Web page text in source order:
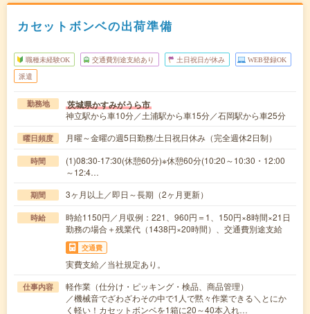
カセットボンベの出荷準備
職種未経験OK 交通費別途支給あり 土日祝日が休み WEB登録OK
派遣
勤務地 茨城県かすみがうら市
神立駅から車10分／土浦駅から車15分／石岡駅から車25分
曜日頻度 月曜～金曜の週5日勤務/土日祝日休み（完全週休2日制）
時間
(1)08:30-17:30(休憩60分)※休憩60分(10:20～10:30・12:00
～12:4…
期間 3ヶ月以上／即日～長期（2ヶ月更新）
時給
時給1150円／月収例：221、960円＝1、150円×8時間×21日
勤務の場合＋残業代（1438円×20時間）、交通費別途支給
交通費
実費支給／当社規定あり。
仕事内容
軽作業（仕分け・ピッキング・検品、商品管理）
／機械音でざわざわその中で1人で黙々作業できる＼とにか
く軽い！カセットボンベを1箱に20～40本入れ…